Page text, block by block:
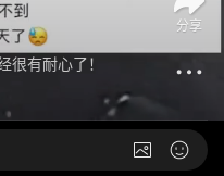
很有耐心了！
分享